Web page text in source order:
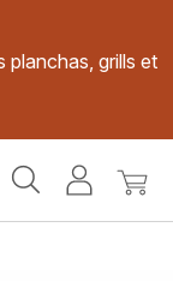
planchas, grills et
MonMon